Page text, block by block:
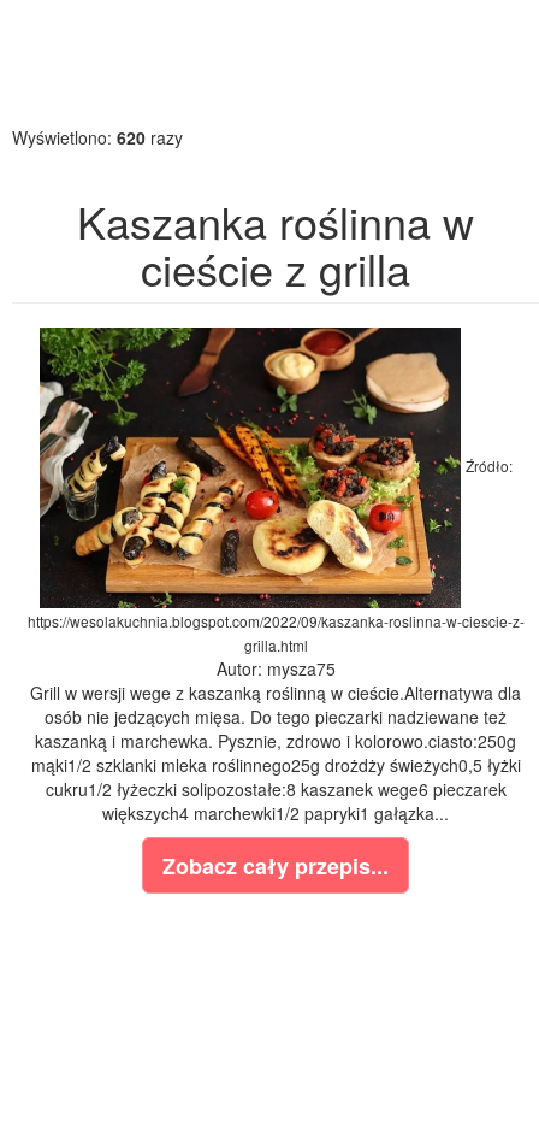
Wyświetlono: 620 razy
Kaszanka roślinna w
cieście z grilla
Źródło:
https://wesolakuchnia.blogspot.com/2022/09/kaszanka-roslinna-w-ciescie-z-
grilla.html
Autor: mysza75
Grill w wersji wege z kaszanką roślinną w cieście.Alternatywa dla
osób nie jedzących mięsa. Do tego pieczarki nadziewane też
kaszanką i marchewka. Pysznie, zdrowo i kolorowo.ciasto:250g
mąki1/2 szklanki mleka roślinnego25g drożdży świeżych0,5 łyżki
cukru1/2 łyżeczki solipozostałe:8 kaszanek wege6 pieczarek
większych4 marchewki1/2 papryki1 gałązka...
Zobacz cały przepis...